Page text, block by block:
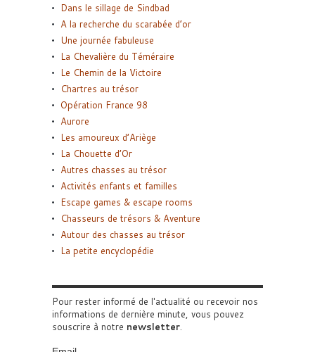
Dans le sillage de Sindbad
A la recherche du scarabée d’or
Une journée fabuleuse
La Chevalière du Téméraire
Le Chemin de la Victoire
Chartres au trésor
Opération France 98
Aurore
Les amoureux d’Ariège
La Chouette d’Or
Autres chasses au trésor
Activités enfants et familles
Escape games & escape rooms
Chasseurs de trésors & Aventure
Autour des chasses au trésor
La petite encyclopédie
Pour rester informé de l'actualité ou recevoir nos
informations de dernière minute, vous pouvez
souscrire à notre newsletter